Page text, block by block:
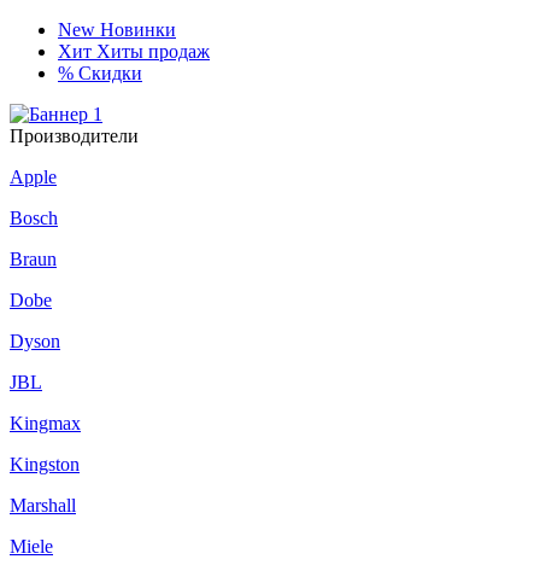
New Новинки
Хит Хиты продаж
% Скидки
Производители
Apple
Bosch
Braun
Dobe
Dyson
JBL
Kingmax
Kingston
Marshall
Miele